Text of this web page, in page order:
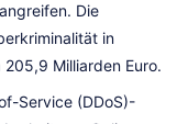
Die
in
Milliarden Euro.
Service (DDoS)-